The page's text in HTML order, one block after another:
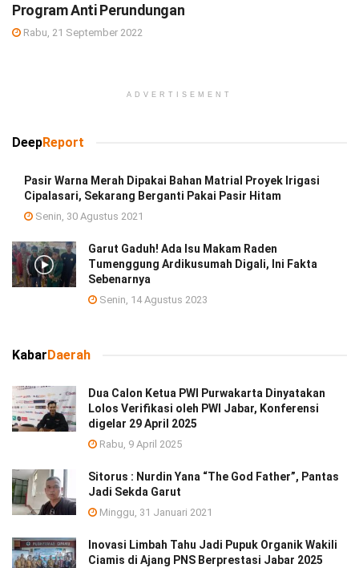
Program Anti Perundungan
Rabu, 21 September 2022
ADVERTISEMENT
DeepReport
Pasir Warna Merah Dipakai Bahan Matrial Proyek Irigasi
Cipalasari, Sekarang Berganti Pakai Pasir Hitam
Senin, 30 Agustus 2021
Garut Gaduh! Ada Isu Makam Raden
Tumenggung Ardikusumah Digali, Ini Fakta
Sebenarnya
Senin, 14 Agustus 2023
Kabar Daerah
Dua Calon Ketua PWI Purwakarta Dinyatakan
Lolos Verifikasi oleh PWI Jabar, Konferensi
digelar 29 April 2025
Rabu, 9 April 2025
Sitorus : Nurdin Yana “The God Father”, Pantas
Jadi Sekda Garut
Minggu, 31 Januari 2021
Inovasi Limbah Tahu Jadi Pupuk Organik Wakili
Ciamis di Ajang PNS Berprestasi Jabar 2025